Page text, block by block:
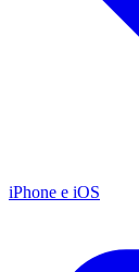
iPhone e iOS